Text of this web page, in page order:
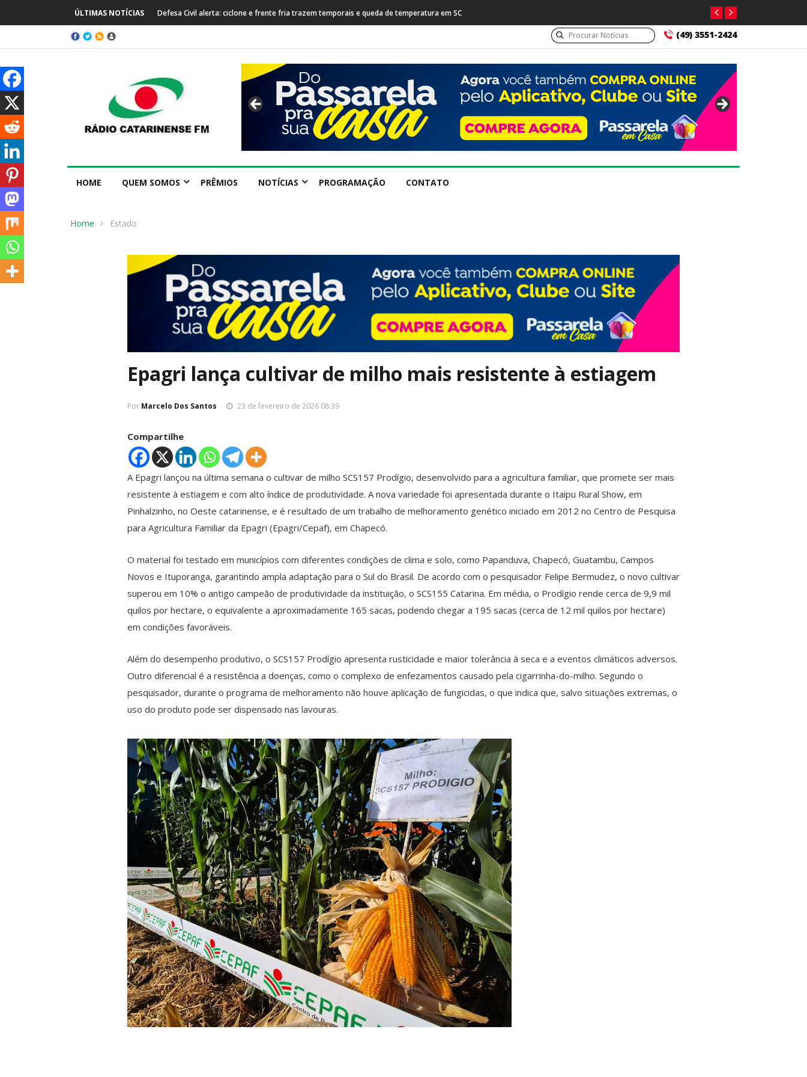
ÚLTIMAS NOTÍCIAS Defesa Civil alerta: ciclone e frente fria trazem temporais e queda de temperatura em SC
(49) 3551-2424
HOME QUEM SOMOS PRÊMIOS NOTÍCIAS PROGRAMAÇÃO CONTATO
Home Estado
Epagri lança cultivar de milho mais resistente à estiagem
Por Marcelo Dos Santos 23 de fevereiro de 2026 08:39
Compartilhe
A Epagri lançou na última semana o cultivar de milho SCS157 Prodígio, desenvolvido para a agricultura familiar, que promete ser mais
resistente à estiagem e com alto índice de produtividade. A nova variedade foi apresentada durante o Itaipu Rural Show, em
Pinhalzinho, no Oeste catarinense, e é resultado de um trabalho de melhoramento genético iniciado em 2012 no Centro de Pesquisa
para Agricultura Familiar da Epagri (Epagri/Cepaf), em Chapecó.
O material foi testado em municípios com diferentes condições de clima e solo, como Papanduva, Chapecó, Guatambu, Campos
Novos e Ituporanga, garantindo ampla adaptação para o Sul do Brasil. De acordo com o pesquisador Felipe Bermudez, o novo cultivar
superou em 10% o antigo campeão de produtividade da instituição, o SCS155 Catarina. Em média, o Prodígio rende cerca de 9,9 mil
quilos por hectare, o equivalente a aproximadamente 165 sacas, podendo chegar a 195 sacas (cerca de 12 mil quilos por hectare)
em condições favoráveis.
Além do desempenho produtivo, o SCS157 Prodígio apresenta rusticidade e maior tolerância à seca e a eventos climáticos adversos.
Outro diferencial é a resistência a doenças, como o complexo de enfezamentos causado pela cigarrinha-do-milho. Segundo o
pesquisador, durante o programa de melhoramento não houve aplicação de fungicidas, o que indica que, salvo situações extremas, o
uso do produto pode ser dispensado nas lavouras.